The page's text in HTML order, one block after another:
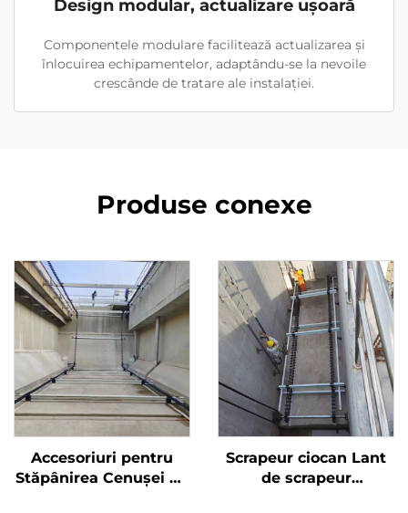
Design modular, actualizare ușoară
Componentele modulare facilitează actualizarea și
înlocuirea echipamentelor, adaptându-se la nevoile
crescânde de tratare ale instalației.
Produse conexe
Accesoriuri pentru
Stăpânirea Cenușei de
Scrapeur ciocan Lant
de scrapeur